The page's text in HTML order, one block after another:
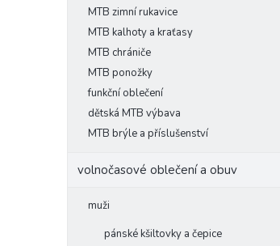
MTB zimní rukavice
MTB kalhoty a kraťasy
MTB chrániče
MTB ponožky
funkční oblečení
dětská MTB výbava
MTB brýle a příslušenství
volnočasové oblečení a obuv
muži
pánské kšiltovky a čepice